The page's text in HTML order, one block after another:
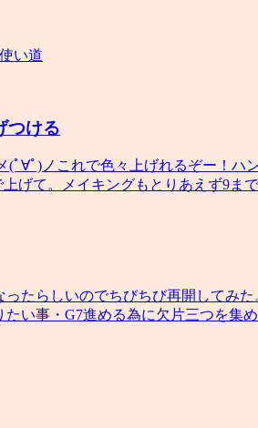
い道
つける
(ﾟ∀ﾟ)ノこれで色々上げれるぞー！ハ
げて。メイキングもとりあえず9ま
たらしいのでちびちび再開してみ
たい事・G7進める為に欠片三つを